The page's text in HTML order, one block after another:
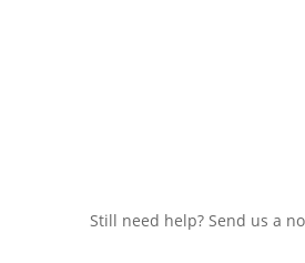
Still need help? Send us a